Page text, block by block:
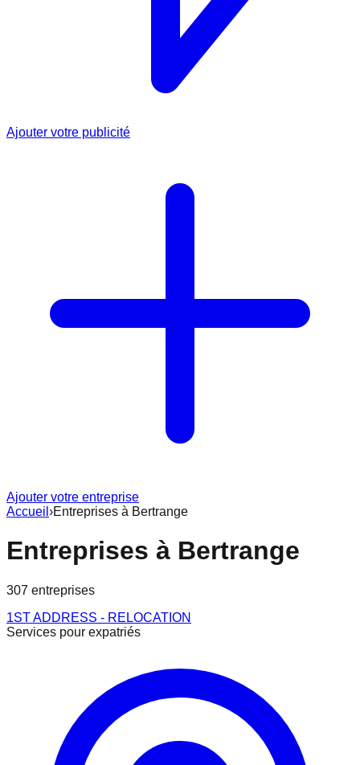
Ajouter votre publicité
Ajouter votre entreprise
Accueil ›Entreprises à Bertrange
Entreprises à Bertrange
307 entreprises
1ST ADDRESS - RELOCATION
Services pour expatriés